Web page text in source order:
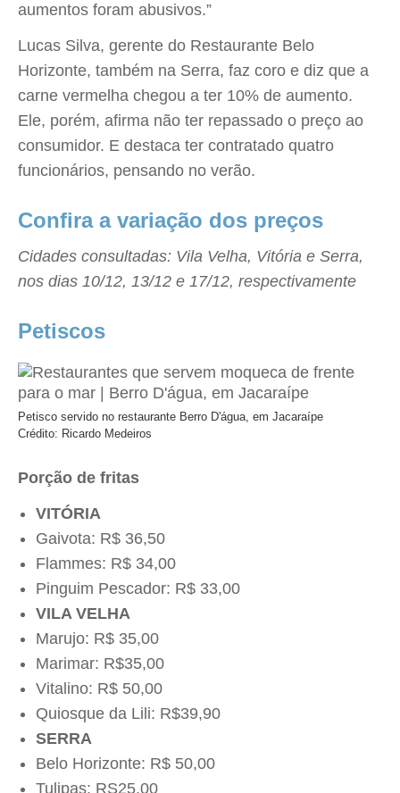
aumentos foram abusivos.”
Lucas Silva, gerente do Restaurante Belo
Horizonte, também na Serra, faz coro e diz que a
carne vermelha chegou a ter 10% de aumento.
Ele, porém, afirma não ter repassado o preço ao
consumidor. E destaca ter contratado quatro
funcionários, pensando no verão.
Confira a variação dos preços
Cidades consultadas: Vila Velha, Vitória e Serra,
nos dias 10/12, 13/12 e 17/12, respectivamente
Petiscos
Petisco servido no restaurante Berro D'água, em Jacaraípe
Crédito: Ricardo Medeiros
Porção de fritas
VITÓRIA
Gaivota: R$ 36,50
Flammes: R$ 34,00
Pinguim Pescador: R$ 33,00
VILA VELHA
Marujo: R$ 35,00
Marimar: R$35,00
Vitalino: R$ 50,00
Quiosque da Lili: R$39,90
SERRA
Belo Horizonte: R$ 50,00
Tulipas: RS25,00